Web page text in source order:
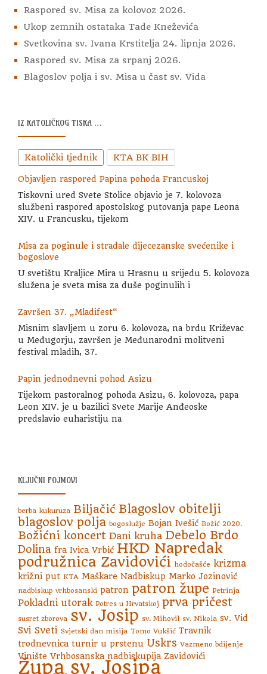
Raspored sv. Misa za kolovoz 2026.
Ukop zemnih ostataka Tade Kneževića
Svetkovina sv. Ivana Krstitelja 24. lipnja 2026.
Raspored sv. Misa za srpanj 2026.
Blagoslov polja i sv. Misa u čast sv. Vida
IZ KATOLIČKOG TISKA …
Katolički tjednik KTA BK BIH
Objavljen raspored Papina pohoda Francuskoj
Tiskovni ured Svete Stolice objavio je 7. kolovoza
službeni raspored apostolskog putovanja pape Leona
XIV. u Francusku, tijekom
Misa za poginule i stradale dijecezanske svećenike i
bogoslove
U svetištu Kraljice Mira u Hrasnu u srijedu 5. kolovoza
služena je sveta misa za duše poginulih i
Završen 37. „Mladifest“
Misnim slavljem u zoru 6. kolovoza, na brdu Križevac
u Međugorju, završen je Međunarodni molitveni
festival mladih, 37.
Papin jednodnevni pohod Asizu
Tijekom pastoralnog pohoda Asizu, 6. kolovoza, papa
Leon XIV. je u bazilici Svete Marije Anđeoske
predslavio euharistiju na
KLJUČNI POJMOVI
berba kukuruza Biljačić Blagoslov obitelji
blagoslov polja bogoslužje Bojan Ivešić Božić 2020.
Božićni koncert Dani kruha Debelo Brdo
Dolina fra Ivica Vrbić HKD Napredak
podružnica Zavidovići hodočašće krizma
križni put KTA Maškare Nadbiskup Marko Jozinović
nadbiskup vrhbosanski patron patron župe Petrinja
Pokladni utorak Potres u Hrvatskoj prva pričest
susret zborova sv. Josip sv. Mihovil sv. Nikola sv. Vid
Svi Sveti Svjetski dan misija Tomo Vukšić Travnik
trodnevnica turnir u prstenu Uskrs Vazmeno bdijenje
Vinište Vrhbosanska nadbiskupija Zavidovići
Župa sv. Josipa